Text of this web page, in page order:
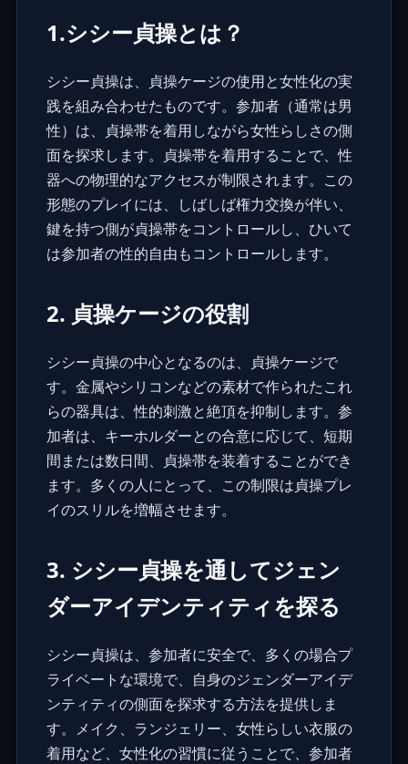
1.シシー貞操とは？
シシー貞操は、 貞操ケージの使用と女性化の実
践を組み合わせたものです。参加者（通常は男
性）は、貞操帯を着用しながら女性らしさの側
面を探求します。貞操帯を着用することで、性
器への物理的なアクセスが制限されます。この
形態のプレイには、しばしば権力交換が伴い、
鍵を持つ側が貞操帯をコントロールし、ひいて
は参加者の性的自由もコントロールします。
2. 貞操ケージの役割
シシー貞操の中心となるのは、 貞操ケージで
す。金属やシリコンなどの素材で作られたこれ
らの器具は、性的刺激と絶頂を抑制します。参
加者は、キーホルダーとの合意に応じて、短期
間または数日間、貞操帯を装着することができ
ます。多くの人にとって、この制限は貞操プレ
イのスリルを増幅させます。
3. シシー貞操を通してジェン
ダーアイデンティティを探る
シシー貞操は、参加者に安全で、多くの場合プ
ライベートな環境で、自身のジェンダーアイデ
ンティティの側面を探求する方法を提供しま
す。メイク、ランジェリー、女性らしい衣服の
着用など、女性化の習慣に従うことで、参加者